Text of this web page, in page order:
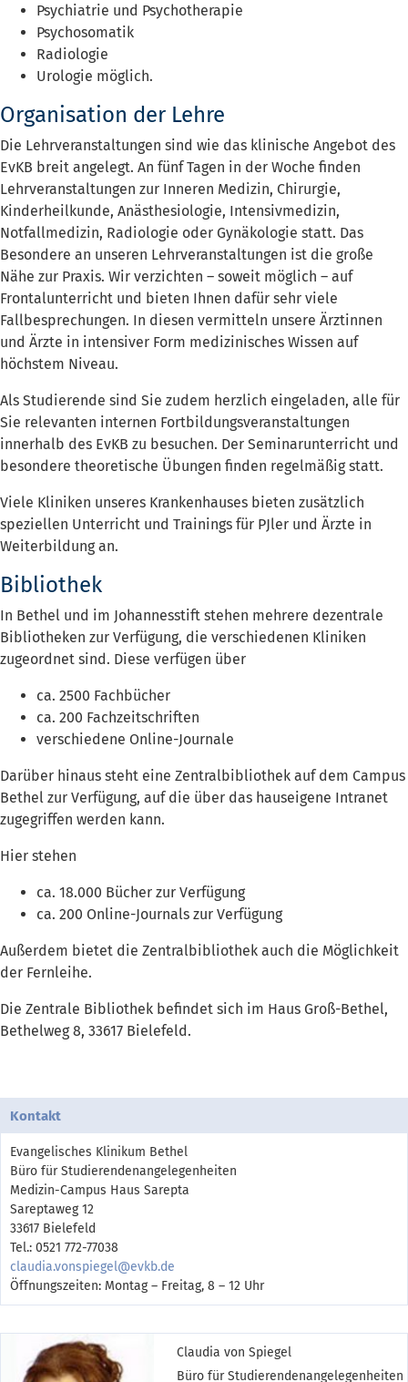
Psychiatrie und Psychotherapie
Psychosomatik
Radiologie
Urologie möglich.
Organisation der Lehre
Die Lehrveranstaltungen sind wie das klinische Angebot des
EvKB breit angelegt. An fünf Tagen in der Woche finden
Lehrveranstaltungen zur Inneren Medizin, Chirurgie,
Kinderheilkunde, Anästhesiologie, Intensivmedizin,
Notfallmedizin, Radiologie oder Gynäkologie statt. Das
Besondere an unseren Lehrveranstaltungen ist die große
Nähe zur Praxis. Wir verzichten – soweit möglich – auf
Frontalunterricht und bieten Ihnen dafür sehr viele
Fallbesprechungen. In diesen vermitteln unsere Ärztinnen
und Ärzte in intensiver Form medizinisches Wissen auf
höchstem Niveau.
Als Studierende sind Sie zudem herzlich eingeladen, alle für
Sie relevanten internen Fortbildungsveranstaltungen
innerhalb des EvKB zu besuchen. Der Seminarunterricht und
besondere theoretische Übungen finden regelmäßig statt.
Viele Kliniken unseres Krankenhauses bieten zusätzlich
speziellen Unterricht und Trainings für PJler und Ärzte in
Weiterbildung an.
Bibliothek
In Bethel und im Johannesstift stehen mehrere dezentrale
Bibliotheken zur Verfügung, die verschiedenen Kliniken
zugeordnet sind. Diese verfügen über
ca. 2500 Fachbücher
ca. 200 Fachzeitschriften
verschiedene Online-Journale
Darüber hinaus steht eine Zentralbibliothek auf dem Campus
Bethel zur Verfügung, auf die über das hauseigene Intranet
zugegriffen werden kann.
Hier stehen
ca. 18.000 Bücher zur Verfügung
ca. 200 Online-Journals zur Verfügung
Außerdem bietet die Zentralbibliothek auch die Möglichkeit
der Fernleihe.
Die Zentrale Bibliothek befindet sich im Haus Groß-Bethel,
Bethelweg 8, 33617 Bielefeld.
Kontakt
Evangelisches Klinikum Bethel
Büro für Studierendenangelegenheiten
Medizin-Campus Haus Sarepta
Sareptaweg 12
33617 Bielefeld
Tel.: 0521 772-77038
claudia.vonspiegel@evkb.de
Öffnungszeiten: Montag – Freitag, 8 – 12 Uhr
Claudia von Spiegel
Büro für Studierendenangelegenheiten